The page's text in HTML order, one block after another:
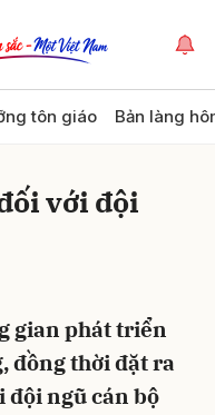
tôn giáo Bản làng
với đội
gian phát triển
đồng thời đặt ra
đội ngũ cán bộ
Hủy Gửi